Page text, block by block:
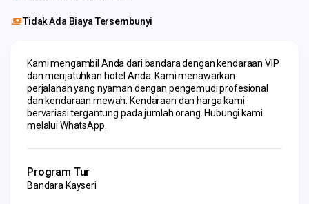
Tidak Ada Biaya Tersembunyi
Kami mengambil Anda dari bandara dengan kendaraan VIP
dan menjatuhkan hotel Anda. Kami menawarkan
perjalanan yang nyaman dengan pengemudi profesional
dan kendaraan mewah. Kendaraan dan harga kami
bervariasi tergantung pada jumlah orang. Hubungi kami
melalui WhatsApp.
Program Tur
Bandara Kayseri